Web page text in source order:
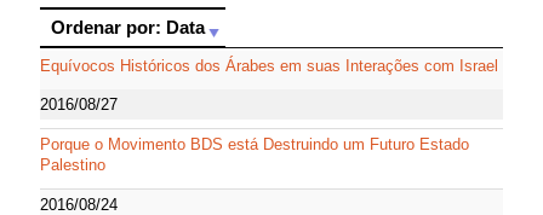
Ordenar por: Data
Equívocos Históricos dos Árabes em suas Interações com Israel
2016/08/27
Porque o Movimento BDS está Destruindo um Futuro Estado
Palestino
2016/08/24
Ordenar por: Data